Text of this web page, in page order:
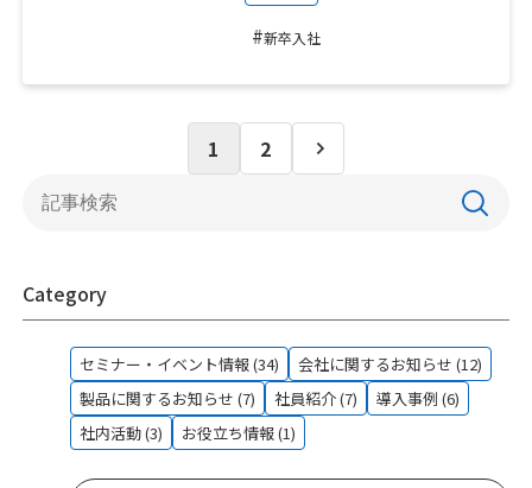
#新卒入社
1 2
Category
セミナー・イベント情報 (34)
会社に関するお知らせ (12)
製品に関するお知らせ (7)
社員紹介 (7)
導入事例 (6)
社内活動 (3)
お役立ち情報 (1)